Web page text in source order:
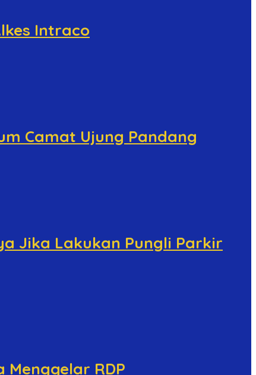
Intraco
Camat Ujung Pandang
Jika Lakukan Pungli Parkir
Menggelar RDP